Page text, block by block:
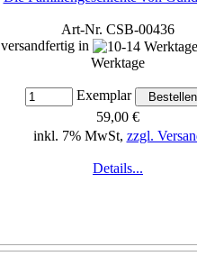
Art-Nr. CSB-00436
versandfertig in
Werktage
Exemplar
59,00 €
inkl. 7% MwSt, zzgl.
Details...